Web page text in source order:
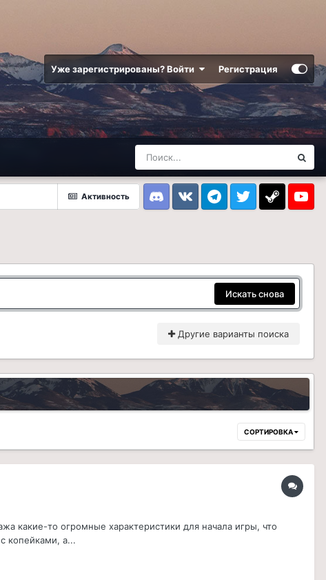
Уже зарегистрированы? Войти Регистрация
Активность
DiscordVK TelegramTwitter Steam
Искать снова
Другие варианты поиска
СОРТИРОВКА
какие-то огромные характеристики для начала игры, что
копейками, а...